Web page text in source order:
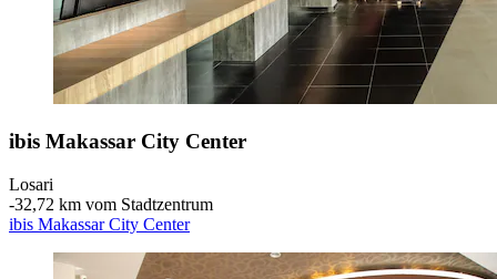
ibis Makassar City Center
Losari
‐32,72 km vom Stadtzentrum
ibis Makassar City Center